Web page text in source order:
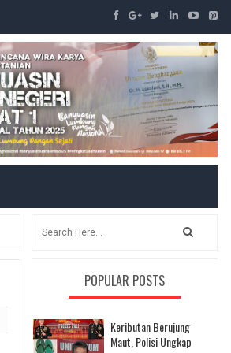
POPULAR POSTS
Keributan Berujung
Maut, Polisi Ungkap